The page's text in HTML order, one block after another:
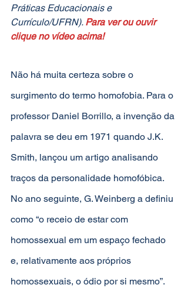
Práticas Educacionais e
Currículo/UFRN). Para ver ou ouvir
clique no vídeo acima!
Não há muita certeza sobre o
surgimento do termo homofobia. Para o
professor Daniel Borrillo, a invenção da
palavra se deu em 1971 quando J.K.
Smith, lançou um artigo analisando
traços da personalidade homofóbica.
No ano seguinte, G. Weinberg a definiu
como “o receio de estar com
homossexual em um espaço fechado
e, relativamente aos próprios
homossexuais, o ódio por si mesmo”.